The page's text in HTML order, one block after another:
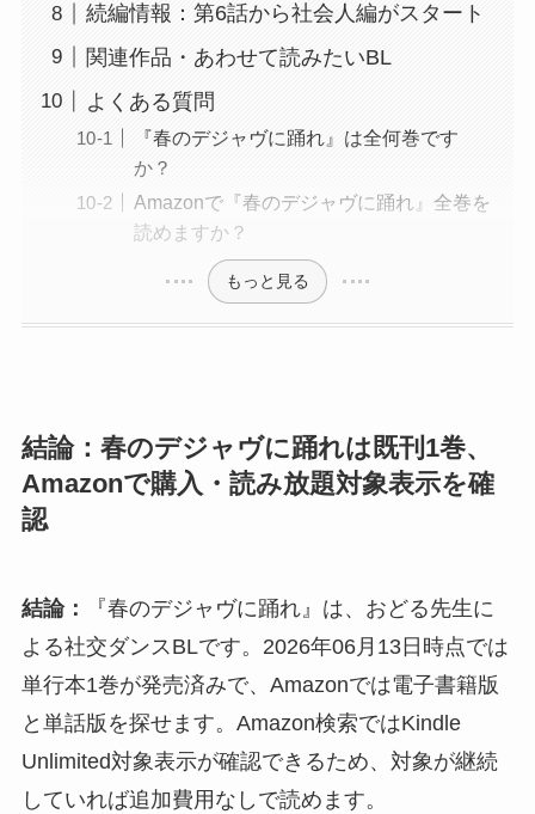
続編情報：第6話から社会人編がスタート
関連作品・あわせて読みたいBL
よくある質問
『春のデジャヴに踊れ』は全何巻です
か？
Amazonで『春のデジャヴに踊れ』全巻を
読めますか？
もっと見る
結論：春のデジャヴに踊れは既刊1巻、
Amazonで購入・読み放題対象表示を確
認
結論：
『春のデジャヴに踊れ』は、おどる先生に
よる社交ダンスBLです。2026年06月13日時点では
単行本1巻が発売済みで、Amazonでは電子書籍版
と単話版を探せます。Amazon検索ではKindle
Unlimited対象表示が確認できるため、対象が継続
していれば追加費用なしで読めます。